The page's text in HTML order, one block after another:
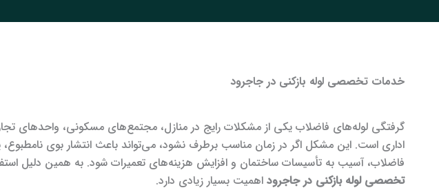
خدمات تخصصی لوله بازکنی در جاجرود
گرفتگی لوله‌های فاضلاب یکی از مشکلات رایج در منازل، مجتمع‌های مسکونی، واحدهای
اداری است. این مشکل اگر در زمان مناسب برطرف نشود، می‌تواند باعث انتشار بوی
فاضلاب، آسیب به تأسیسات ساختمان و افزایش هزینه‌های تعمیرات شود. به همین دلیل
تخصصی لوله بازکنی در جاجرود اهمیت بسیار زیادی دارد.